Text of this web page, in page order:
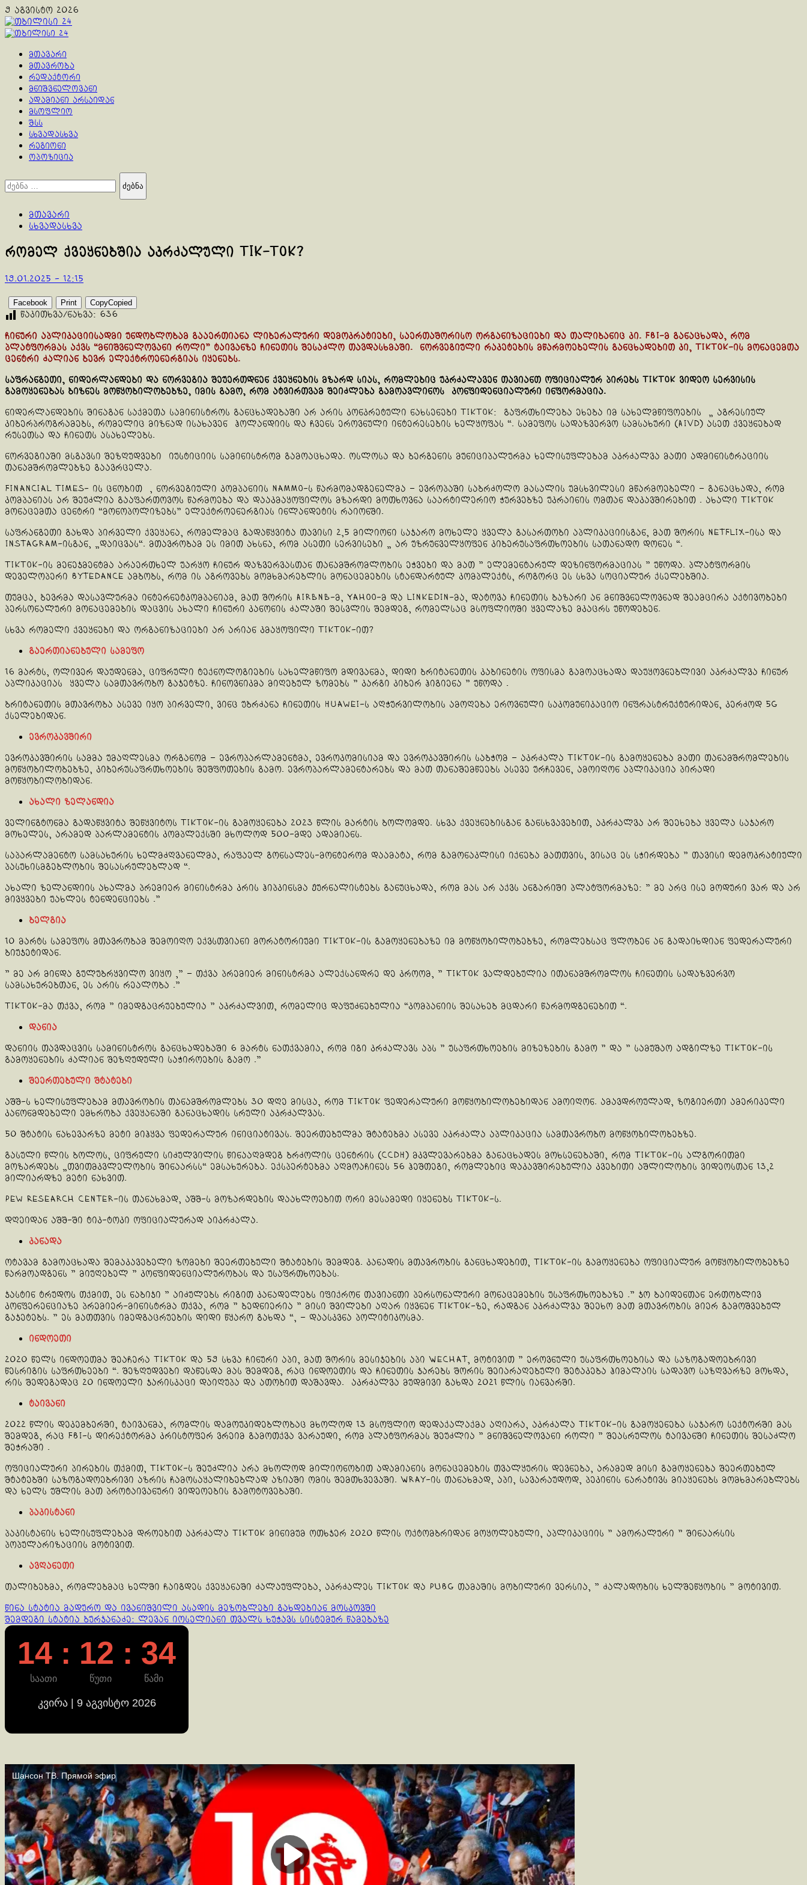
Skip
to
content
9 აგვისტო 2026
Primary
მთავარი
მთავრობა
რედაქტორი
მნიშვნელოვანი
ადამიანი არსაიდან
მსოფლიო
შსს
სხვადასხვა
რეგიონი
ოპოზიცია
ძებნა:
მთავარი
სხვადასხვა
რომელ ქვეყნებშია აკრძალული Tik-Tok?
19.01.2025 - 12:15
Facebook Print CopyCopied
წაკითხვა/ნახვა: 636
ჩინური აპლიკაციისადმი უნდობლობამ გააერთიანა ლიბერალური დემოკრატიები, საერთაშორისო ორგანიზაციები და თალიბანიც კი. FBI-მ განაცხადა, რომ
პლატფორმას აქვს “მნიშვნელოვანი როლი” ტაივანზე ჩინეთის შესაძლო თავდასხმაში. ნორვეგიული რაკეტების მწარმოებელის განცხადებით კი, TikTok-ის მონაცემთა
ცენტრი ძალიან ბევრ ელექტროენერგიას იყენებს.
საფრანგეთი, ნიდერლანდები და ნორვეგია შეუერთდნენ ქვეყნების მზარდ სიას, რომლებიც უკრძალავენ თავიანთ ოფიციალურ პირებს TikTok ვიდეო სერვისის
გამოყენებას ბიზნეს მოწყობილობებზე, იმის გამო, რომ ატვირთვამ შეიძლება გამოავლინოს კონფიდენციალური ინფორმაცია.
ნიდერლანდების შინაგან საქმეთა სამინისტროს განცხადებაში არ არის კონკრეტული ნახსენები TikTok: გაფრთხილება ეხება იმ სახელმწიფოების „ აგრესიულ
კიბერპროგრამებს, რომელიც მიზნად ისახავენ ჰოლანდიის და ჩვენს ეროვნული ინტერესების ხელყოფას “. სამეფოს სადაზვერვო სამსახური (AIVD) ასეთ ქვეყნებად
რუსეთსა და ჩინეთს ასახელებს.
ნორვეგიაში მსგავსი შეზღუდვები იუსტიციის სამინისტრომ გამოაცხადა. ოსლოსა და ბერგენის მუნიციპალურმა ხელისუფლებამ აკრძალვა მათი ადმინისტრაციის
თანამშრომლებზე გაავრცელა.
Financial Times- ის ცნობით , ნორვეგიული კომპანიის Nammo-ს წარმომადგენელმა – ევროპაში საბრძოლო მასალის უმსხვილესი მწარმოებელი – განაცხადა, რომ
კომპანიას არ შეუძლია გააფართოვოს წარმოება და დააკმაყოფილოს მზარდი მოთხოვნა საარტილერიო ჭურვებზე უკრაინის ომთან დაკავშირებით . ახალი TikTok
მონაცემთა ცენტრი “მონოპოლიზებს” ელექტროენერგიას ინლანდეტის რაიონში.
საფრანგეთი გახდა პირველი ქვეყანა, რომელმაც გადაწყვიტა თავისი 2,5 მილიონი საჯარო მოხელე ყველა გასართობი აპლიკაციისგან, მათ შორის Netflix-ისა და
Instagram-ისგან, „დაიცვას“. მთავრობამ ეს იმით ახსნა, რომ ასეთი სერვისები „ არ უზრუნველყოფენ კიბერუსაფრთხოების სათანადო დონეს “.
TikTok-ის მენეჯმენტმა არაერთხელ უარყო ჩინურ დაზვერვასთან თანამშრომლობის ეჭვები და მათ ” ელემენტარულ დეზინფორმაციას ” უწოდა. პლატფორმის
დეველოპერი ByteDance ამბობს, რომ ის აგროვებს მომხმარებლის მონაცემების სტანდარტულ კომპლექტს, როგორც ეს სხვა სოციალურ ქსელებშია.
თუმცა, ბევრმა დასავლურმა ინტერნეტკომპანიამ, მათ შორის Airbnb-მ, Yahoo-მ და LinkedIn-მა, დატოვა ჩინეთის ბაზარი ან მნიშვნელოვნად შეამცირა აქტივობები
პერსონალური მონაცემების დაცვის ახალი ჩინური კანონის ძალაში შესვლის შემდეგ, რომელსაც მსოფლიოში ყველაზე მკაცრს უწოდებენ.
სხვა რომელი ქვეყნები და ორგანიზაციები არ არიან კმაყოფილი TikTok-ით?
გაერთიანებული სამეფო
16 მარტს, ოლივერ დაუდენმა, ციფრული ტექნოლოგიების სახელმწიფო მდივანმა, დიდი ბრიტანეთის კაბინეტის ოფისმა გამოაცხადა დაუყოვნებლივი აკრძალვა ჩინურ
აპლიკაციას ყველა სამთავრობო გაჯეტზე. ჩინოვნიკმა მიღებულ ზომებს ” კარგი კიბერ ჰიგიენა ” უწოდა .
ბრიტანეთის მთავრობა ასევე იყო პირველი, ვინც უბრძანა ჩინეთის Huawei-ს აღჭურვილობის ამოღება ეროვნული საკომუნიკაციო ინფრასტრუქტურიდან, კერძოდ 5G
ქსელებიდან.
ევროკავშირი
ევროკავშირის სამმა უმაღლესმა ორგანომ – ევროპარლამენტმა, ევროკომისიამ და ევროკავშირის საბჭომ – აკრძალა TikTok-ის გამოყენება მათი თანამშრომლების
მოწყობილობებზე, კიბერუსაფრთხოების შეშფოთების გამო. ევროპარლამენტარებს და მათ თანაშემწეებს ასევე ურჩევენ, ამოიღონ აპლიკაცია პირადი
მოწყობილობიდან.
ახალი ზელანდია
ველინგტონმა გადაწყვიტა შეწყვიტოს TikTok-ის გამოყენება 2023 წლის მარტის ბოლომდე. სხვა ქვეყნებისგან განსხვავებით, აკრძალვა არ შეეხება ყველა საჯარო
მოხელეს, არამედ პარლამენტის კომპლექსში მხოლოდ 500-მდე ადამიანს.
საპარლამენტო სამსახურის ხელმძღვანელმა, რაფაელ გონსალეს-მონტერომ დაამატა, რომ გამონაკლისი იქნება მათთვის, ვისაც ეს სჭირდება ” თავისი დემოკრატიული
პასუხისმგებლობის შესასრულებლად “.
ახალი ზელანდიის ახალმა პრემიერ მინისტრმა კრის ჰიპკინსმა ჟურნალისტებს განუცხადა, რომ მას არ აქვს ანგარიში პლატფორმაზე: ” მე არც ისე მოდური ვარ და არ
მივყვები უახლეს ტენდენციებს .”
ბელგია
10 მარტს სამეფოს მთავრობამ შემოიღო ექვსთვიანი მორატორიუმი TikTok-ის გამოყენებაზე იმ მოწყობილობებზე, რომლებსაც ფლობენ ან გადაიხდიან ფედერალური
ბიუჯეტიდან.
” მე არ მინდა გულუბრყვილო ვიყო ,” – თქვა პრემიერ მინისტრმა ალექსანდრე დე კროომ, ” TikTok ვალდებულია ითანამშრომლოს ჩინეთის სადაზვერვო
სამსახურებთან, ეს არის რეალობა .”
TikTok-მა თქვა, რომ ” იმედგაცრუებულია ” აკრძალვით, რომელიც დაფუძნებულია “კომპანიის შესახებ მცდარი წარმოდგენებით “.
დანია
დანიის თავდაცვის სამინისტროს განცხადებაში 6 მარტს ნათქვამია, რომ იგი კრძალავს აპს ” უსაფრთხოების მიზეზების გამო ” და ” სამუშაო ადგილზე TikTok-ის
გამოყენების ძალიან შეზღუდული საჭიროების გამო .”
შეერთებული შტატები
აშშ-ს ხელისუფლებამ მთავრობის თანამშრომლებს 30 დღე მისცა, რომ TikTok ფედერალური მოწყობილობებიდან ამოიღონ. ამავდროულად, ზოგიერთი ამერიკელი
კანონმდებელი ემხრობა ქვეყანაში განაცხადის სრული აკრძალვას.
50 შტატის ნახევარზე მეტი მიჰყვა ფედერალურ ინიციატივას. შეერთებულმა შტატებმა ასევე აკრძალა აპლიკაცია სამთავრობო მოწყობილობებზე.
გასული წლის ბოლოს, ციფრული სიძულვილის წინააღმდეგ ბრძოლის ცენტრის (CCDH) მკვლევარებმა განაცხადეს მოხსენებაში, რომ TikTok-ის ალგორითმი
მოზარდებს „თვითმკვლელობის შინაარსს“ ემსახურება. ექსპერტებმა აღმოაჩინეს 56 ჰეშთეგი, რომლებიც დაკავშირებულია კვებითი აშლილობის ვიდეოსთან 13,2
მილიარდზე მეტი ნახვით.
Pew Research Center-ის თანახმად, აშშ-ს მოზარდების დაახლოებით ორი მესამედი იყენებს TikTok-ს.
დღეიდან აშშ-ში ტიკ-ტოკი ოფიციალურად აიკრძალა.
კანადა
ოტავამ გამოაცხადა შემაკავებელი ზომები შეერთებული შტატების შემდეგ. კანადის მთავრობის განცხადებით, TikTok-ის გამოყენება ოფიციალურ მოწყობილობებზე
წარმოადგენს ” მიუღებელ ” კონფიდენციალურობას და უსაფრთხოებას.
ჯასტინ ტრუდოს თქმით, ეს ნაბიჯი ” აიძულებს რიგით კანადელებს იფიქრონ თავიანთი პერსონალური მონაცემების უსაფრთხოებაზე .” ჯო ბაიდენთან ერთობლივ
კონფერენციაზე პრემიერ-მინისტრმა თქვა, რომ ” ბედნიერია ” მისი შვილები აღარ იყვნენ TikTok-ზე, რადგან აკრძალვა შეეხო მათ მთავრობის მიერ გამოშვებულ
გაჯეტებს. ” ეს მათთვის იმედგაცრუების დიდი წყარო გახდა “, – დაასკვნა პოლიტიკოსმა.
ინდოეთი
2020 წელს ინდოეთმა შეაჩერა TikTok და 59 სხვა ჩინური აპი, მათ შორის მესიჯების აპი WeChat, მოტივით ” ეროვნული უსაფრთხოებისა და საზოგადოებრივი
წესრიგის საფრთხეები “. შეზღუდვები დაწესდა მას შემდეგ, რაც ინდოეთის და ჩინეთის ჯარებს შორის შეიარაღებული შეტაკება ჰიმალაის სადავო საზღვარზე მოხდა,
რის შედეგადაც 20 ინდოელი ჯარისკაცი დაიღუპა და ათობით დაშავდა. აკრძალვა მუდმივი გახდა 2021 წლის იანვარში.
ტაივანი
2022 წლის დეკემბერში, ტაივანმა, რომლის დამოუკიდებლობაც მხოლოდ 13 მსოფლიო დედაქალაქმა აღიარა, აკრძალა TikTok-ის გამოყენება საჯარო სექტორში მას
შემდეგ, რაც FBI-ს დირექტორმა კრისტოფერ ვრეიმ გამოთქვა ვარაუდი, რომ პლატფორმას შეუძლია ” მნიშვნელოვანი როლი ” შეასრულოს ტაივანში ჩინეთის შესაძლო
შეჭრაში .
ოფიციალური პირების თქმით, TikTok-ს შეუძლია არა მხოლოდ მილიონობით ადამიანის მონაცემების თვალყურის დევნება, არამედ მისი გამოყენება შეერთებულ
შტატებში საზოგადოებრივი აზრის ჩამოსაყალიბებლად აზიაში ომის შემთხვევაში. Wray-ის თანახმად, აპი, სავარაუდოდ, პეკინის ნარატივს მიაყენებს მომხმარებლებს
და ხელს უშლის მათ პროტაივანური ვიდეოების გამოტოვებაში.
პაკისტანი
პაკისტანის ხელისუფლებამ დროებით აკრძალა TikTok მინიმუმ ოთხჯერ 2020 წლის ოქტომბრიდან მოყოლებული, აპლიკაციის ” ამორალური ” შინაარსის
პოპულარიზაციის მოტივით.
ავღანეთი
თალიბებმა, რომლებმაც ხელში ჩაიგდეს ქვეყანაში ძალაუფლება, აკრძალეს TikTok და PUBG თამაშის მობილური ვერსია, ” ძალადობის ხელშეწყობის ” მოტივით.
Continue
Reading
წინა სტატია მადურო და ივანიშვილი ასადის მეზობლები გახდებიან მოსკოვში
შემდეგი სტატია ბურჯანაძე: ლევან იოსელიანი თვალს ხუჭავს სისტემურ წამებაზე
14 : 12 : 35
საათი წუთი წამი
კვირა | 9 აგვისტო 2026